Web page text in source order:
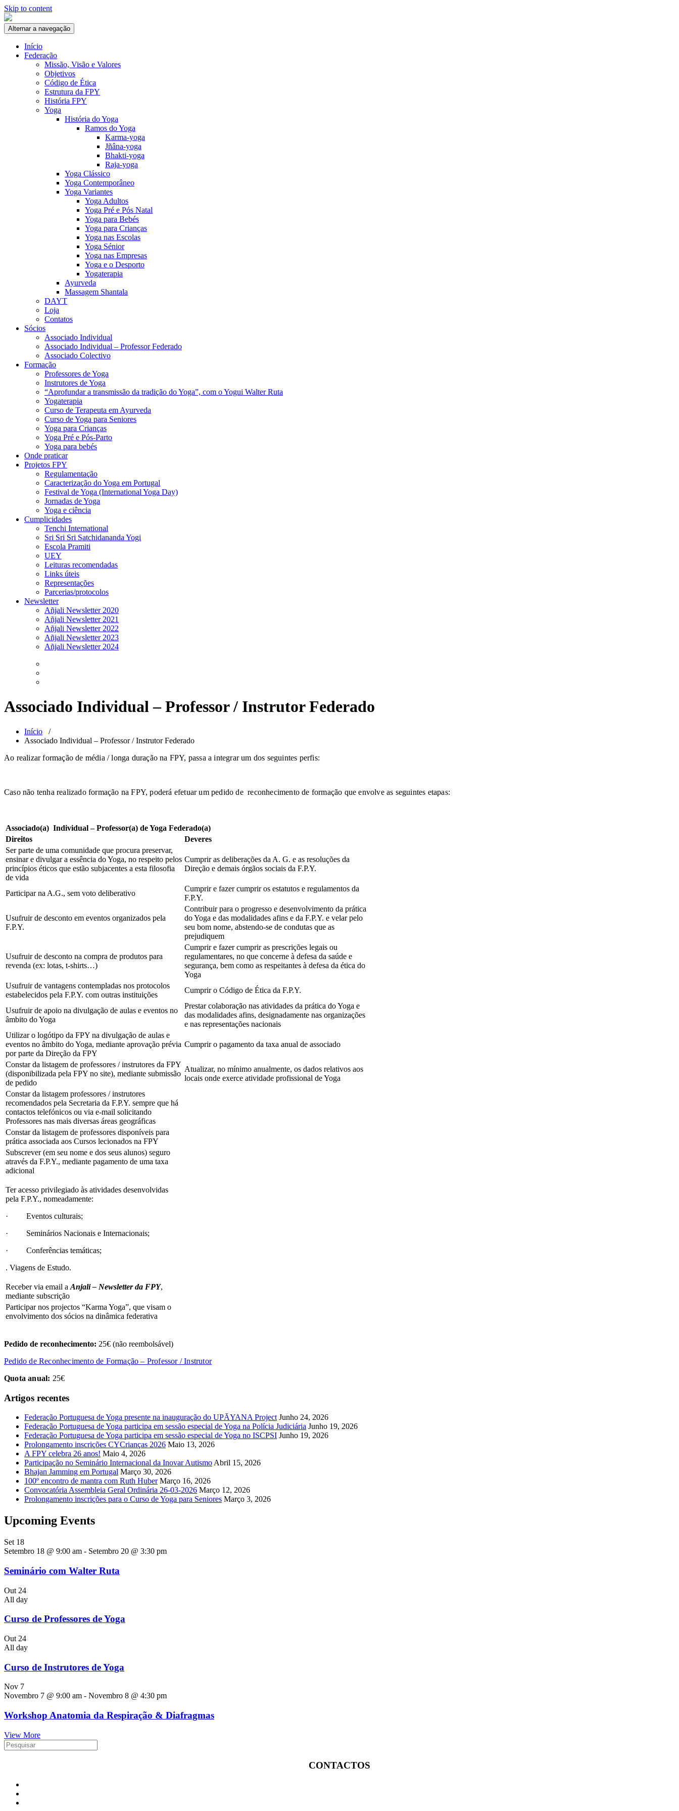
Skip to content
Alternar a navegação
Início
Federação
Missão, Visão e Valores
Objetivos
Código de Ética
Estrutura da FPY
História FPY
Yoga
História do Yoga
Ramos do Yoga
Karma-yoga
Jñâna-yoga
Bhakti-yoga
Raja-yoga
Yoga Clássico
Yoga Contemporâneo
Yoga Variantes
Yoga Adultos
Yoga Pré e Pós Natal
Yoga para Bebés
Yoga para Crianças
Yoga nas Escolas
Yoga Sénior
Yoga nas Empresas
Yoga e o Desporto
Yogaterapia
Ayurveda
Massagem Shantala
DAYT
Loja
Contatos
Sócios
Associado Individual
Associado Individual – Professor Federado
Associado Colectivo
Formação
Professores de Yoga
Instrutores de Yoga
“Aprofundar a transmissão da tradição do Yoga”, com o Yogui Walter Ruta
Yogaterapia
Curso de Terapeuta em Ayurveda
Curso de Yoga para Seniores
Yoga para Crianças
Yoga Pré e Pós-Parto
Yoga para bebés
Onde praticar
Projetos FPY
Regulamentação
Caracterização do Yoga em Portugal
Festival de Yoga (International Yoga Day)
Jornadas de Yoga
Yoga e ciência
Cumplicidades
Tenchi International
Sri Sri Sri Satchidananda Yogi
Escola Pramiti
UEY
Leituras recomendadas
Links úteis
Representações
Parcerias/protocolos
Newsletter
Añjali Newsletter 2020
Añjali Newsletter 2021
Añjali Newsletter 2022
Añjali Newsletter 2023
Añjali Newsletter 2024
Associado Individual – Professor / Instrutor Federado
Início /
Associado Individual – Professor / Instrutor Federado
Ao realizar formação de média / longa duração na FPY, passa a integrar um dos seguintes perfis:
Caso não tenha realizado formação na FPY, poderá efetuar um pedido de reconhecimento de formação que envolve as seguintes etapas:
Associado(a) Individual – Professor(a) de Yoga Federado(a)
Direitos
Deveres
Ser parte de uma comunidade que procura preservar,
ensinar e divulgar a essência do Yoga, no respeito pelos
princípios éticos que estão subjacentes a esta filosofia
de vida
Cumprir as deliberações da A. G. e as resoluções da
Direção e demais órgãos sociais da F.P.Y.
Participar na A.G., sem voto deliberativo
Cumprir e fazer cumprir os estatutos e regulamentos da
F.P.Y.
Usufruir de desconto em eventos organizados pela
F.P.Y.
Contribuir para o progresso e desenvolvimento da prática
do Yoga e das modalidades afins e da F.P.Y. e velar pelo
seu bom nome, abstendo-se de condutas que as
prejudiquem
Usufruir de desconto na compra de produtos para
revenda (ex: lotas, t-shirts…)
Cumprir e fazer cumprir as prescrições legais ou
regulamentares, no que concerne à defesa da saúde e
segurança, bem como as respeitantes à defesa da ética do
Yoga
Usufruir de vantagens contempladas nos protocolos
estabelecidos pela F.P.Y. com outras instituições
Cumprir o Código de Ética da F.P.Y.
Usufruir de apoio na divulgação de aulas e eventos no
âmbito do Yoga
Prestar colaboração nas atividades da prática do Yoga e
das modalidades afins, designadamente nas organizações
e nas representações nacionais
Utilizar o logótipo da FPY na divulgação de aulas e
eventos no âmbito do Yoga, mediante aprovação prévia
por parte da Direção da FPY
Cumprir o pagamento da taxa anual de associado
Constar da listagem de professores / instrutores da FPY
(disponibilizada pela FPY no site), mediante submissão
de pedido
Atualizar, no mínimo anualmente, os dados relativos aos
locais onde exerce atividade profissional de Yoga
Constar da listagem professores / instrutores
recomendados pela Secretaria da F.P.Y. sempre que há
contactos telefónicos ou via e-mail solicitando
Professores nas mais diversas áreas geográficas
Constar da listagem de professores disponíveis para
prática associada aos Cursos lecionados na FPY
Subscrever (em seu nome e dos seus alunos) seguro
através da F.P.Y., mediante pagamento de uma taxa
adicional
Ter acesso privilegiado às atividades desenvolvidas
pela F.P.Y., nomeadamente:
· Eventos culturais;
· Seminários Nacionais e Internacionais;
· Conferências temáticas;
. Viagens de Estudo.
Receber via email a Anjali – Newsletter da FPY,
mediante subscrição
Participar nos projectos “Karma Yoga”, que visam o
envolvimento dos sócios na dinâmica federativa
Pedido de reconhecimento: 25€ (não reembolsável)
Pedido de Reconhecimento de Formação – Professor / Instrutor
Quota anual: 25€
Artigos recentes
Federação Portuguesa de Yoga presente na inauguração do UPĀYANA Project Junho 24, 2026
Federação Portuguesa de Yoga participa em sessão especial de Yoga na Polícia Judiciária Junho 19, 2026
Federação Portuguesa de Yoga participa em sessão especial de Yoga no ISCPSI Junho 19, 2026
Prolongamento inscrições CYCrianças 2026 Maio 13, 2026
A FPY celebra 26 anos! Maio 4, 2026
Participação no Seminário Internacional da Inovar Autismo Abril 15, 2026
Bhajan Jamming em Portugal Março 30, 2026
100º encontro de mantra com Ruth Huber Março 16, 2026
Convocatória Assembleia Geral Ordinária 26-03-2026 Março 12, 2026
Prolongamento inscrições para o Curso de Yoga para Seniores Março 3, 2026
Upcoming Events
Set 18
Setembro 18 @ 9:00 am - Setembro 20 @ 3:30 pm
Seminário com Walter Ruta
Out 24
All day
Curso de Professores de Yoga
Out 24
All day
Curso de Instrutores de Yoga
Nov 7
Novembro 7 @ 9:00 am - Novembro 8 @ 4:30 pm
Workshop Anatomia da Respiração & Diafragmas
View More
CONTACTOS